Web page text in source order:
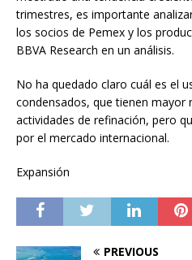
trimestres, es importante
los socios de Pemex y los
BBVA Research en un análisis.
No ha quedado claro cuál es el
condensados, que tienen mayor
actividades de refinación, pero
por el mercado internacional.
Expansión
PREVIOUS